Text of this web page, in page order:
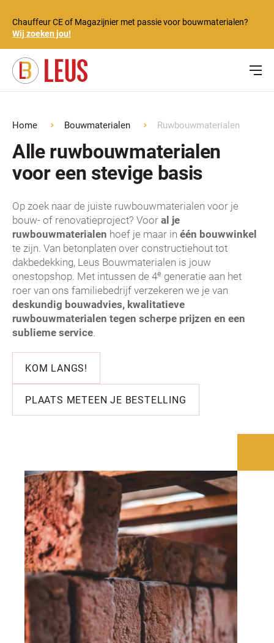
Chauffeur CE of Magazijnier met passie voor bouwmaterialen?
Wij zoeken jou!
Home Bouwmaterialen Ruwbouwmaterialen
Alle ruwbouwmaterialen
voor een stevige basis
Op zoek naar de juiste ruwbouwmaterialen voor je
bouw- of renovatieproject? Voor al je
ruwbouwmaterialen hoef je maar in één bouwwinkel
te zijn. Van betonplaten over constructiehout tot
dakbedekking, Leus Bouwmaterialen is jouw
onestopshop. Met intussen de 4e generatie aan het
roer van ons familiebedrijf verzekeren we je van
deskundig bouwadvies, kwalitatieve
ruwbouwmaterialen tegen scherpe prijzen en een
sublieme service.
KOM LANGS!
PLAATS METEEN JE BESTELLING